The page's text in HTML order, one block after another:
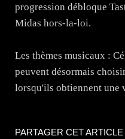
progression débloque
Midas hors-la-loi.
Les thèmes musicaux :
peuvent désormais
lorsqu'ils obtiennent une
PARTAGER CET ARTICLE